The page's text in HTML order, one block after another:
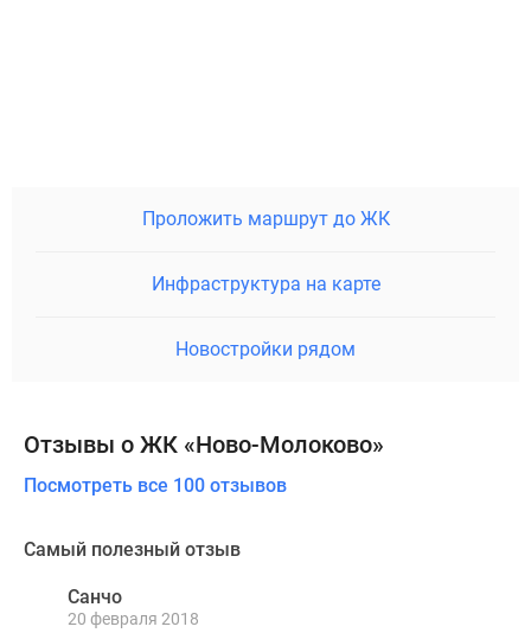
Проложить маршрут до ЖК
Инфраструктура на карте
Новостройки рядом
Отзывы о ЖК «Ново-Молоково»
Посмотреть все 100 отзывов
Самый полезный отзыв
Санчо
20 февраля 2018